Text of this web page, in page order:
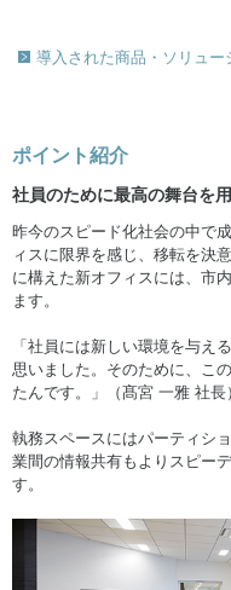
導入された商品・ソリュー
ポイント紹介
社員のために最高の舞台を
昨今のスピード化社会の中で
ィスに限界を感じ、移転を決
に構えた新オフィスには、市
ます。
「社員には新しい環境を与え
思いました。そのために、こ
たんです。」（髙宮 一雅 社長）
執務スペースにはパーティシ
業間の情報共有もよりスピー
す。